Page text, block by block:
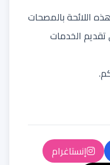
اللائحة بالمصحات
الخدمات
إنستاغرام